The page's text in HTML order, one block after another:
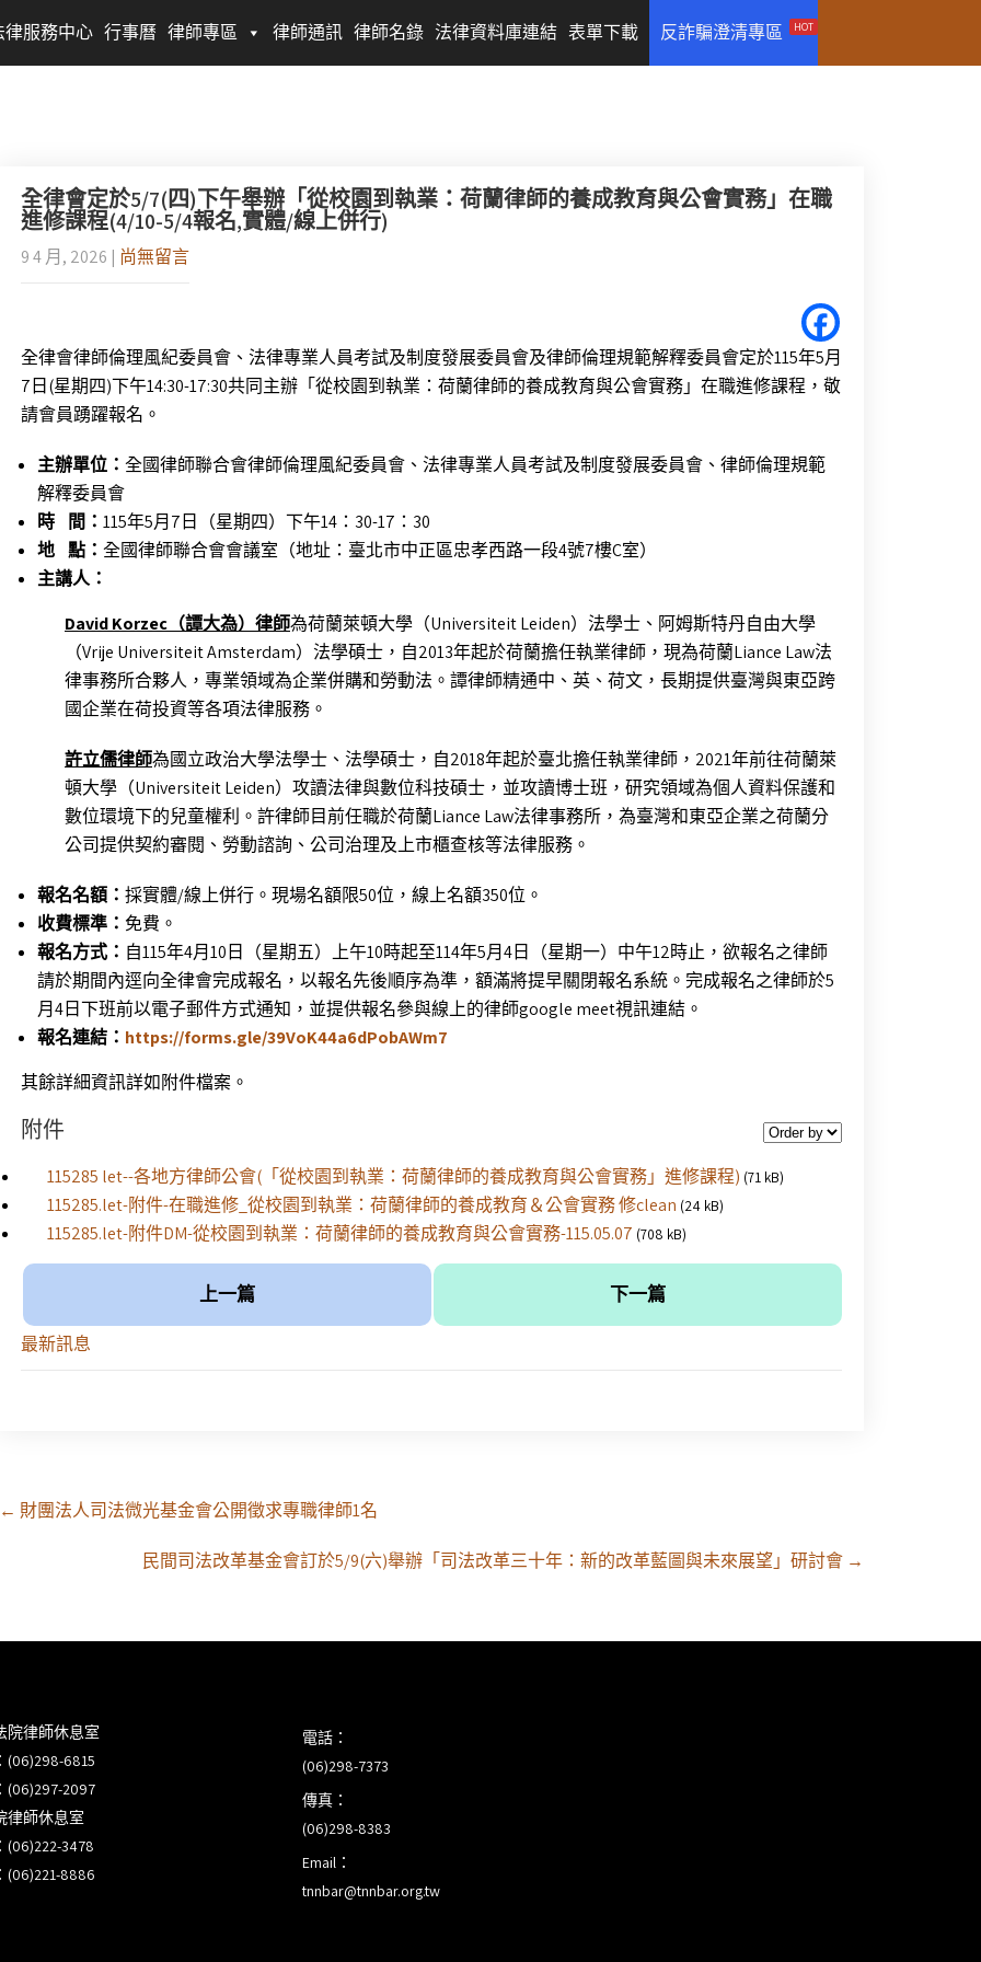
律服務中心 行事曆 律師專區 律師通訊 律師名錄 法律資料庫連結 表單下載 反詐騙澄清專區 HOT
全律會定於5/7(四)下午舉辦「從校園到執業：荷蘭律師的養成教育與公會實務」在職
進修課程(4/10-5/4報名,實體/線上併行)
9 4 月, 2026 | 尚無留言
全律會律師倫理風紀委員會、法律專業人員考試及制度發展委員會及律師倫理規範解釋委員會定於115年5月
7日(星期四)下午14:30-17:30共同主辦「從校園到執業：荷蘭律師的養成教育與公會實務」在職進修課程，敬
請會員踴躍報名。
主辦單位： 全國律師聯合會律師倫理風紀委員會、法律專業人員考試及制度發展委員會、律師倫理規範
解釋委員會
時
間： 115年5月7日（星期四）下午14：30-17：30
地 點： 全國律師聯合會會議室（地址：臺北市中正區忠孝西路一段4號7樓C室）
主講人：
David Korzec （譚大為）律師為荷蘭萊頓大學（Universiteit Leiden）法學士、阿姆斯特丹自由大學
（Vrije Universiteit Amsterdam）法學碩士，自2013年起於荷蘭擔任執業律師，現為荷蘭Liance Law法
律事務所合夥人，專業領域為企業併購和勞動法。譚律師精通中、英、荷文，長期提供臺灣與東亞跨
國企業在荷投資等各項法律服務。
許立儒律師為國立政治大學法學士、法學碩士，自2018年起於臺北擔任執業律師，2021年前往荷蘭萊
頓大學（Universiteit Leiden）攻讀法律與數位科技碩士，並攻讀博士班，研究領域為個人資料保護和
數位環境下的兒童權利。許律師目前任職於荷蘭Liance Law法律事務所，為臺灣和東亞企業之荷蘭分
公司提供契約審閱、勞動諮詢、公司治理及上市櫃查核等法律服務。
報名名額： 採實體/線上併行。現場名額限50位，線上名額350位。
收費標準： 免費。
報名方式： 自115年4月10日（星期五）上午10時起至114年5月4日（星期一）中午12時止，欲報名之律師
請於期間內逕向全律會完成報名，以報名先後順序為準，額滿將提早關閉報名系統。完成報名之律師於5
月4日下班前以電子郵件方式通知，並提供報名參與線上的律師google meet視訊連結。
報名連結： https://forms.gle/39VoK44a6dPobAWm7
其餘詳細資訊詳如附件檔案。
附件
115285 let--各地方律師公會(「從校園到執業：荷蘭律師的養成教育與公會實務」進修課程) (71 kB)
115285.let-附件-在職進修_從校園到執業：荷蘭律師的養成教育＆公會實務 修clean (24 kB)
115285.let-附件DM-從校園到執業：荷蘭律師的養成教育與公會實務-115.05.07 (708 kB)
上一篇 下一篇
最新訊息
Post
navigation
← 財團法人司法微光基金會公開徵求專職律師1名
民間司法改革基金會訂於5/9(六)舉辦「司法改革三十年：新的改革藍圖與未來展望」研討會 →
院律師休息室
(06)298-6815
(06)297-2097
律師休息室
(06)222-3478
(06)221-8886
電話：
(06)298-7373
傳真：
(06)298-8383
Email：
tnnbar@tnnbar.org.tw